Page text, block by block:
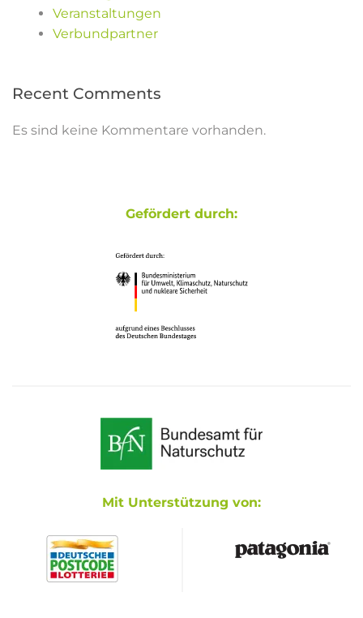
Veranstaltungen
Verbundpartner
Recent Comments
Es sind keine Kommentare vorhanden.
Gefördert durch:
Mit Unterstützung von: